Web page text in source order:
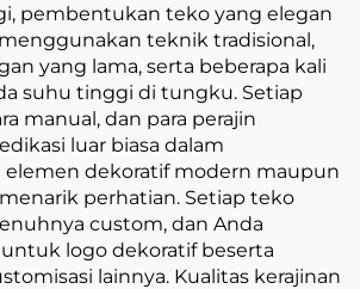
pembentukan teko yang elegan
teknik tradisional,
yang lama, serta beberapa kali
suhu tinggi di tungku. Setiap
manual, dan para perajin
luar biasa dalam
dekoratif modern maupun
perhatian. Setiap teko
custom, dan Anda
logo dekoratif beserta
lainnya. Kualitas kerajinan